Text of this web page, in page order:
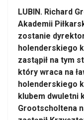
LUBIN. Richard
Akademii
zostanie
holenderskiego
zastąpił na tym
który wraca na
holenderskiego
klubem dwuletni
Grootscholtena